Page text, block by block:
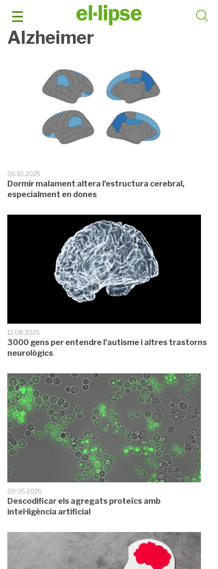
content
Alzheimer
06.10.2025
Dormir malament altera l’estructura cerebral,
especialment en dones
12.08.2025
3000 gens per entendre l’autisme i altres trastorns
neurològics
09.05.2025
Descodificar els agregats proteïcs amb
intel·ligència artificial